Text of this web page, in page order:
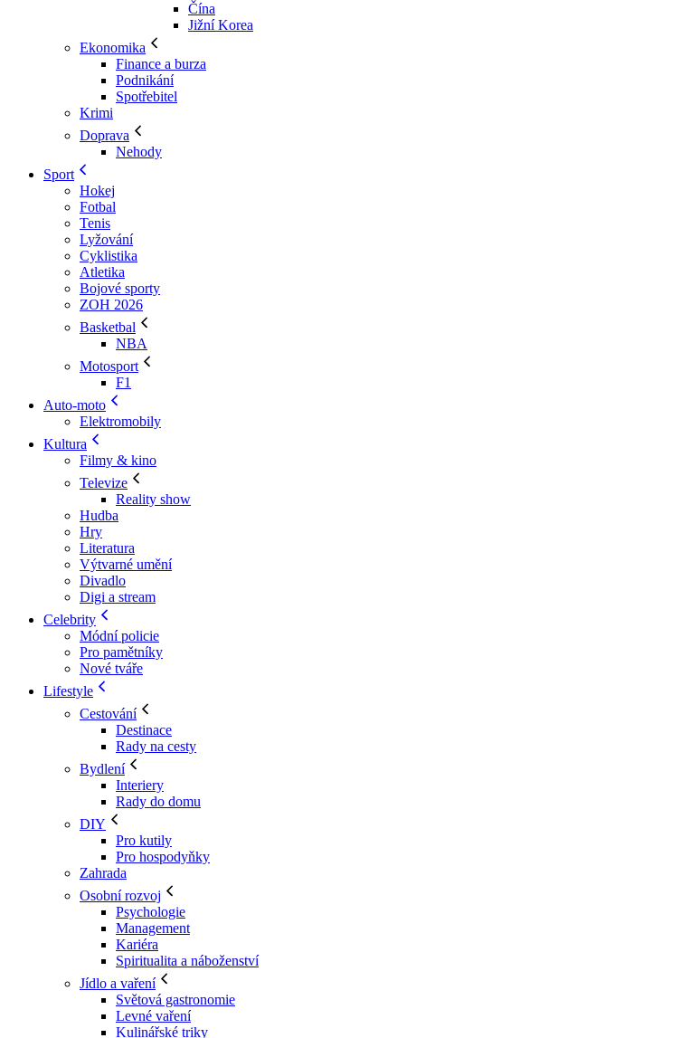
Čína
Jižní Korea
Ekonomika
Finance a burza
Podnikání
Spotřebitel
Krimi
Doprava
Nehody
Sport
Hokej
Fotbal
Tenis
Lyžování
Cyklistika
Atletika
Bojové sporty
ZOH 2026
Basketbal
NBA
Motosport
F1
Auto-moto
Elektromobily
Kultura
Filmy & kino
Televize
Reality show
Hudba
Hry
Literatura
Výtvarné umění
Divadlo
Digi a stream
Celebrity
Módní policie
Pro pamětníky
Nové tváře
Lifestyle
Cestování
Destinace
Rady na cesty
Bydlení
Interiery
Rady do domu
DIY
Pro kutily
Pro hospodyňky
Zahrada
Osobní rozvoj
Psychologie
Management
Kariéra
Spiritualita a náboženství
Jídlo a vaření
Světová gastronomie
Levné vaření
Kulinářské triky